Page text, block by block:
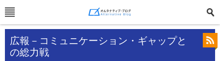
広報－コミュニケーション・ギャップと
の総力戦